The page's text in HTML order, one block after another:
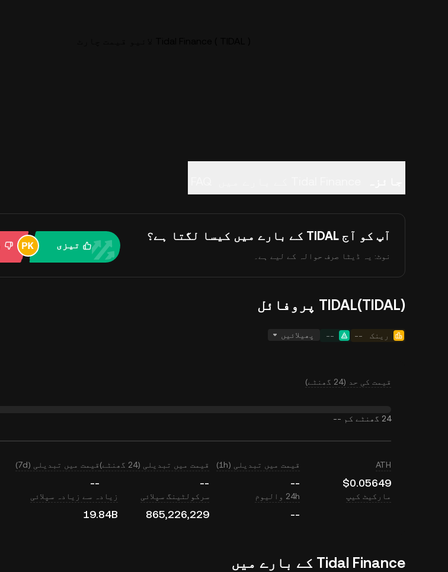
آپ کو آج TIDAL کے بارے میں کیسا لگتا ہے؟
نوٹ: یہ ڈیٹا صرف حوالہ کے لیے ہے۔
تیزی
TIDAL(TIDAL) پروفائل
رینک --
-- پھیلائیں
قیمت کی حد (24 گھنٹے)
24 گھنٹے کم --
ATH
$0.05649
قیمت میں تبدیلی (1h)
--
قیمت میں تبدیلی (24 گھنٹے)
--
قیمت میں تبدیلی (7d)
--
مارکیٹ کیپ 24h والیوم
--
سرکولٹینگ سپلائی
865,226,229
زیادہ سے زیادہ سپلائی
19.84B
Tidal Finance کے بارے میں